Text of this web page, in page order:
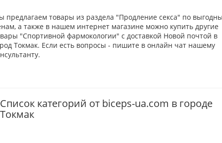
предлагаем товары из раздела "Продление секса" по
а также в нашем интернет магазине можно купить другие
"Спортивной фармокологии" с доставкой Новой почтой в
Токмак. Если есть вопросы - пишите в онлайн чат нашему
Список категорий от biceps-ua.com в городе
Токмак